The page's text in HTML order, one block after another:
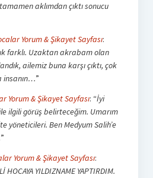
aklımdan çıktı sonucu
Yorum & Şikayet Sayfası:
farklı. Uzaktan akrabam olan
ailemiz buna karşı çıktı, çok
insanın…”
Yorum & Şikayet Sayfası: “İyi
ilgili görüş belirteceğim. Umarım
yöneticileri. Ben Medyum Salih’e
”
Yorum & Şikayet Sayfası:
HOCAYA YILDIZNAME YAPTIRDIM.